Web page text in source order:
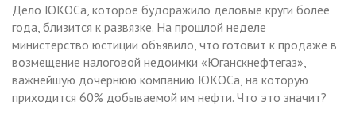
Дело ЮКОСа, которое будоражило деловые круги более
года, близится к развязке. На прошлой неделе
министерство юстиции объявило, что готовит к продаже в
возмещение налоговой недоимки «Юганскнефтегаз»,
важнейшую дочернюю компанию ЮКОСа, на которую
приходится 60% добываемой им нефти. Что это значит?